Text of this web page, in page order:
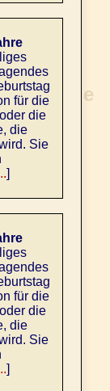
für die
die
die
Sie
]
für die
die
die
Sie
]